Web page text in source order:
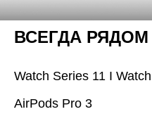
ВСЕГДА РЯДОМ
Watch Series 11 I
AirPods Pro 3